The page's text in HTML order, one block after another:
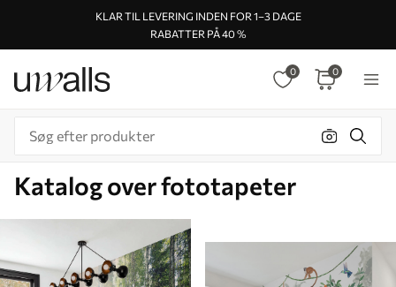
KLAR TIL LEVERING INDEN FOR 1–3 DAGE
RABATTER PÅ 40 %
0 0
Katalog over fototapeter